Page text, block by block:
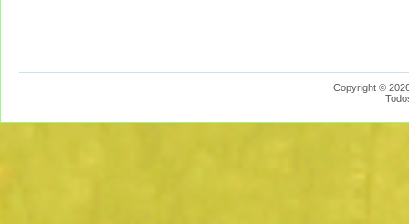
Copyright ©